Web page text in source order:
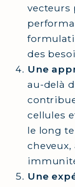
vecteurs
des
Une
au-delà
cellules
le long
Une